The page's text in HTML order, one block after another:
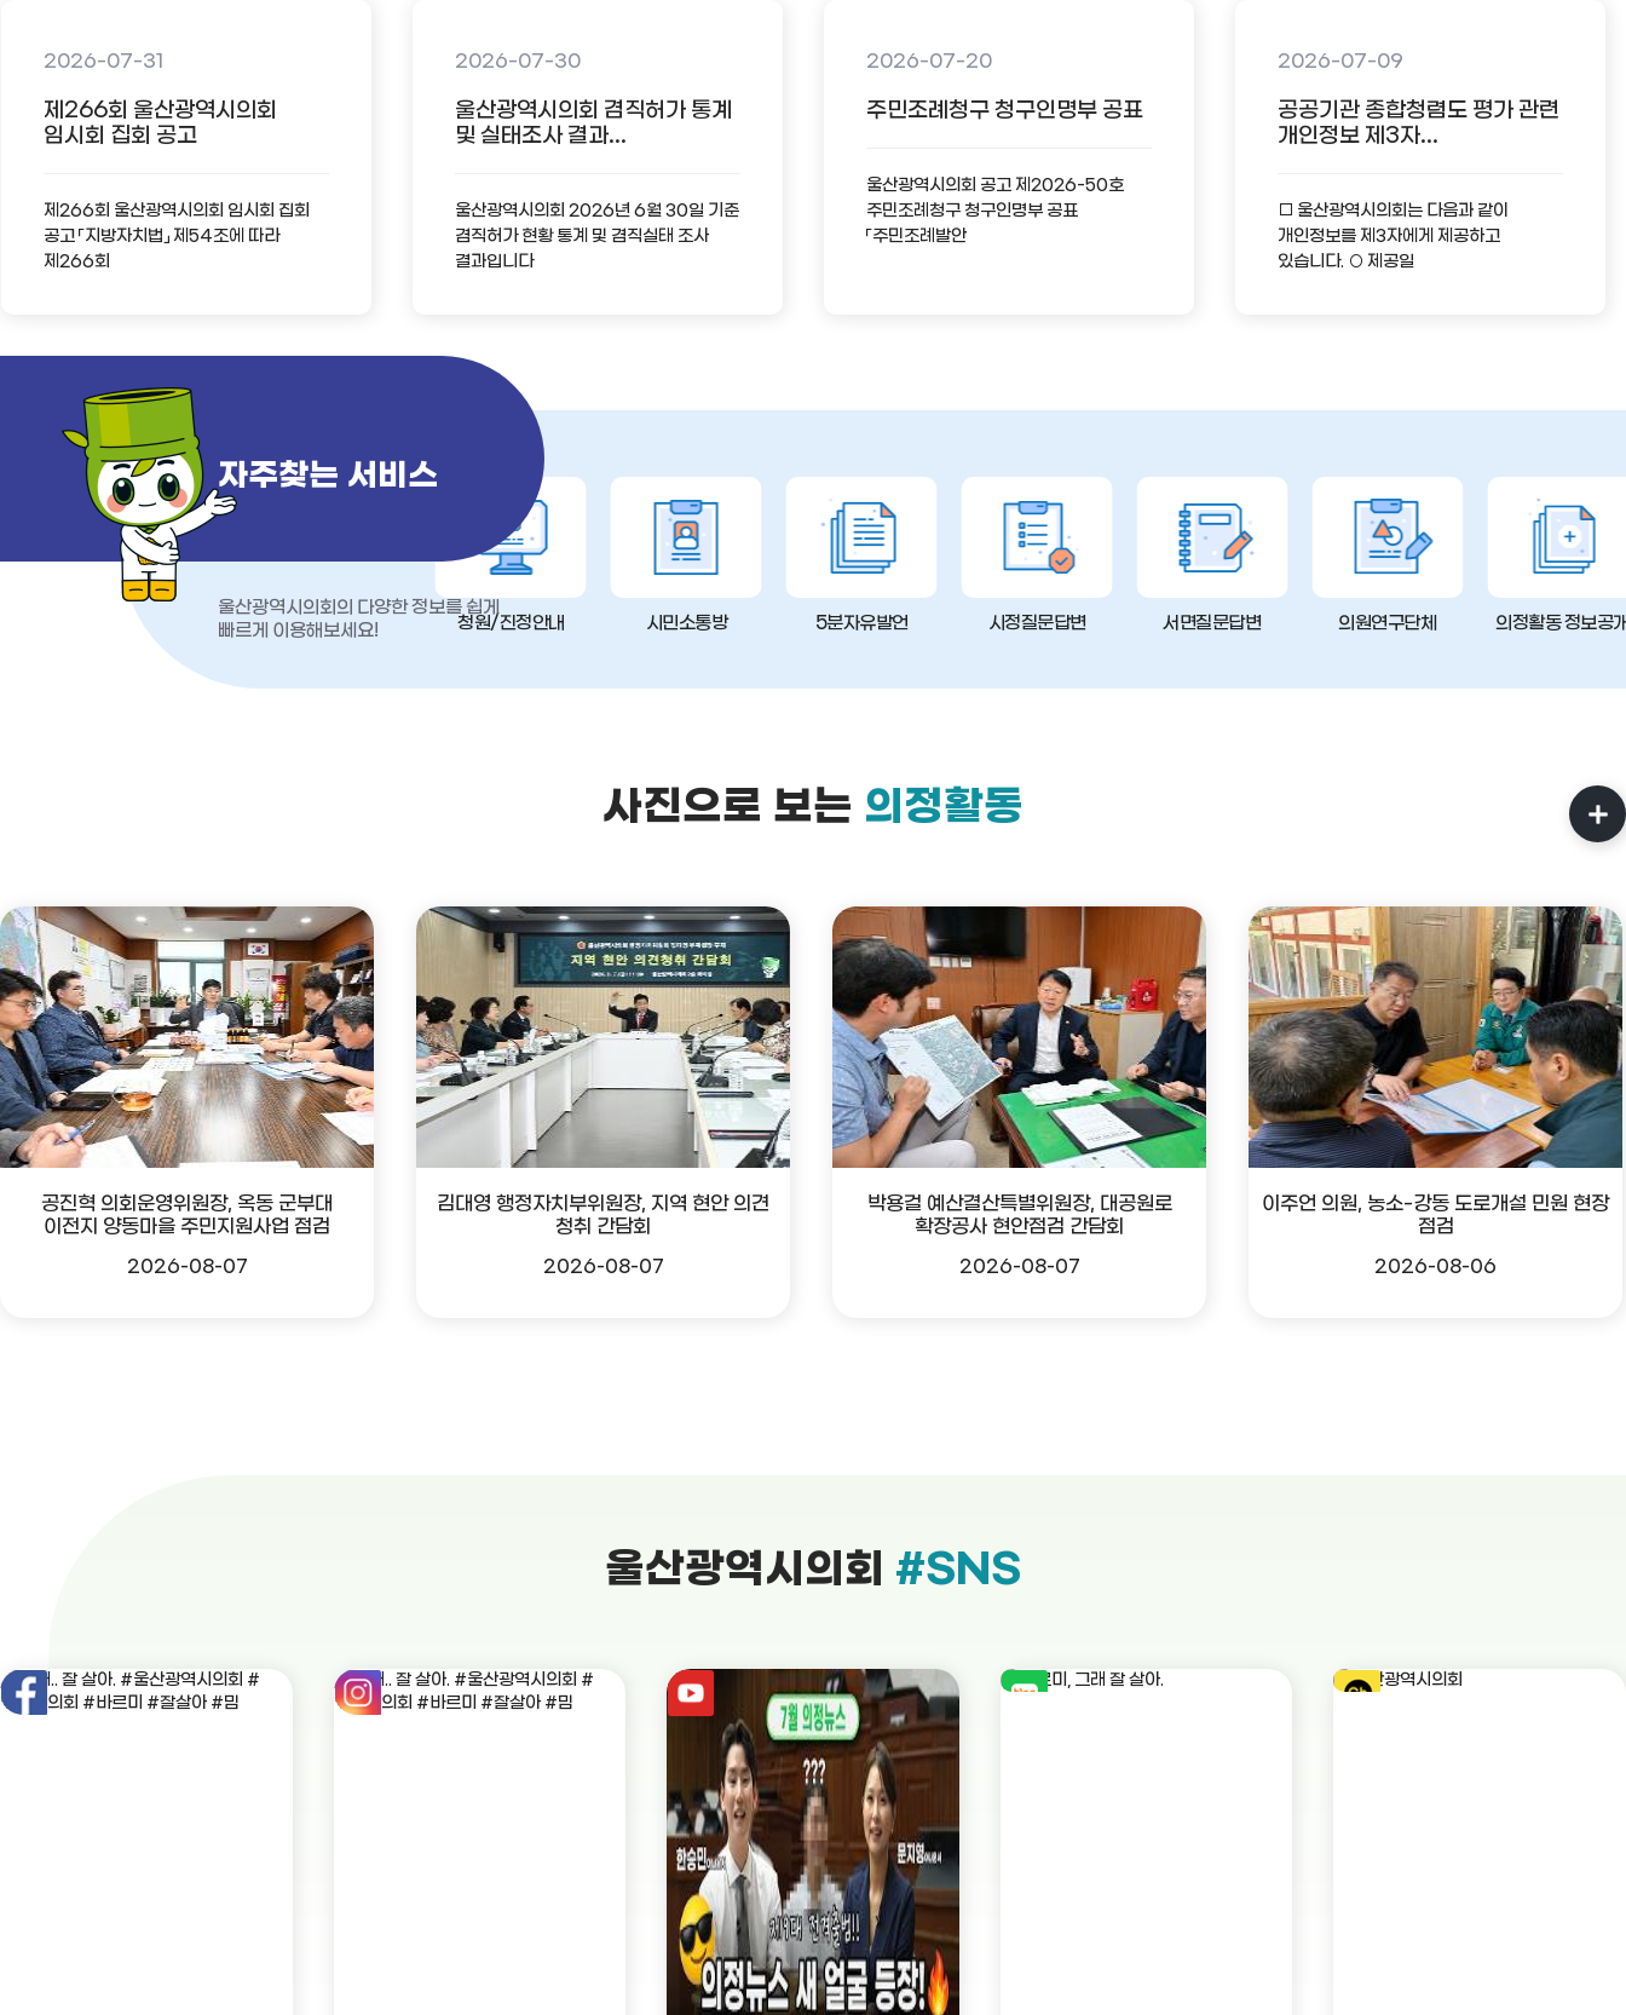
2026-07-31
제266회 울산광역시의회
임시회 집회 공고
제266회 울산광역시의회 임시회 집회
공고 「지방자치법」 제54조에 따라
제266회
2026-07-30
울산광역시의회 겸직허가 통계
및 실태조사 결과...
울산광역시의회 2026년 6월 30일 기준
겸직허가 현황 통계 및 겸직실태 조사
결과입니다
2026-07-20
주민조례청구 청구인명부 공표
울산광역시의회 공고 제2026-50호
주민조례청구 청구인명부 공표
「주민조례발안
2026-07-09
공공기관 종합청렴도 평가 관련
개인정보 제3자...
□ 울산광역시의회는 다음과 같이
개인정보를 제3자에게 제공하고
있습니다. ○ 제공일
자주찾는 서비스
울산광역시의회의 다양한 정보를 쉽게
빠르게 이용해보세요!
청원/진정안내 시민소통방 5분자유발언 시정질문답변 서면질문답변 의원연구단체 의정활동 정보공
사진으로 보는 의정활동
공진혁 의회운영위원장, 옥동 군부대
이전지 양동마을 주민지원사업 점검
2026-08-07
김대영 행정자치부위원장, 지역 현안 의견
청취 간담회
2026-08-07
박용걸 예산결산특별위원장, 대공원로
확장공사 현안점검 간담회
2026-08-07
이주언 의원, 농소-강동 도로개설 민원 현장
점검
2026-08-06
울산광역시의회 #SNS